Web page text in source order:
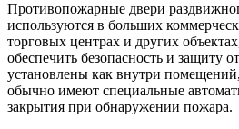
Противопожарные двери
используются в больших
торговых центрах и других
обеспечить безопасность и защиту
установлены как внутри
обычно имеют специальные
закрытия при обнаружении пожара.